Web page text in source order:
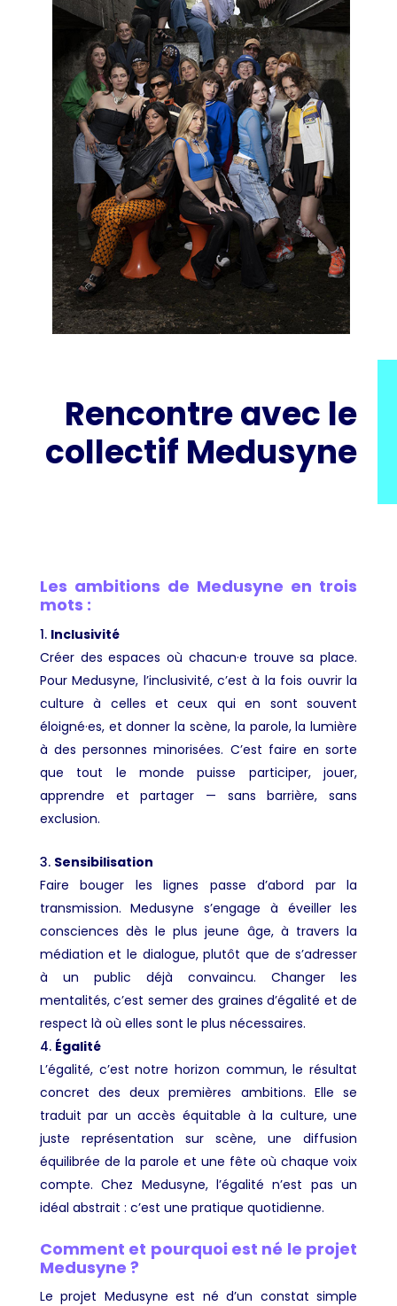
Rencontre avec le
collectif Medusyne
Les ambitions de Medusyne en trois
mots :
Inclusivité
Créer des espaces où chacun·e trouve sa place.
Pour Medusyne, l’inclusivité, c’est à la fois ouvrir la
culture à celles et ceux qui en sont souvent
éloigné·es, et donner la scène, la parole, la lumière
à des personnes minorisées. C’est faire en sorte
que tout le monde puisse participer, jouer,
apprendre et partager — sans barrière, sans
exclusion.
Sensibilisation
Faire bouger les lignes passe d’abord par la
transmission. Medusyne s’engage à éveiller les
consciences dès le plus jeune âge, à travers la
médiation et le dialogue, plutôt que de s’adresser
à un public déjà convaincu. Changer les
mentalités, c’est semer des graines d’égalité et de
respect là où elles sont le plus nécessaires.
Égalité
L’égalité, c’est notre horizon commun, le résultat
concret des deux premières ambitions. Elle se
traduit par un accès équitable à la culture, une
juste représentation sur scène, une diffusion
équilibrée de la parole et une fête où chaque voix
compte. Chez Medusyne, l’égalité n’est pas un
idéal abstrait : c’est une pratique quotidienne.
Comment et pourquoi est né le projet
Medusyne ?
Le projet Medusyne est né d’un constat simple